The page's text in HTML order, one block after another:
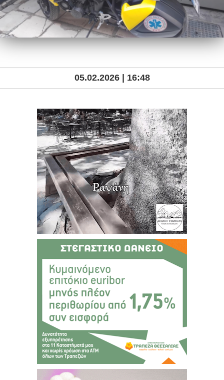
05.02.2026 | 16:48